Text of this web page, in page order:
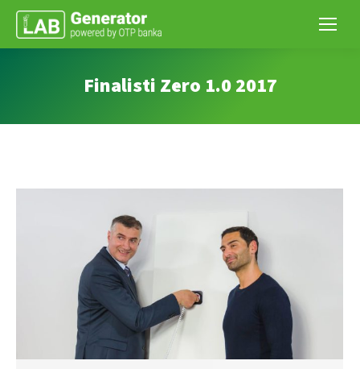
Finalisti Zero 1.0 2017